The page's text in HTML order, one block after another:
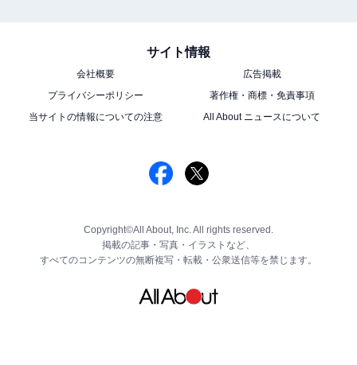
サイト情報
会社概要
広告掲載
プライバシーポリシー
著作権・商標・免責事項
当サイトの情報についての注意
All About ニュースについて
Copyright©All About, Inc. All rights reserved.
掲載の記事・写真・イラストなど、
すべてのコンテンツの無断複写・転載・公衆送信等を禁じます。